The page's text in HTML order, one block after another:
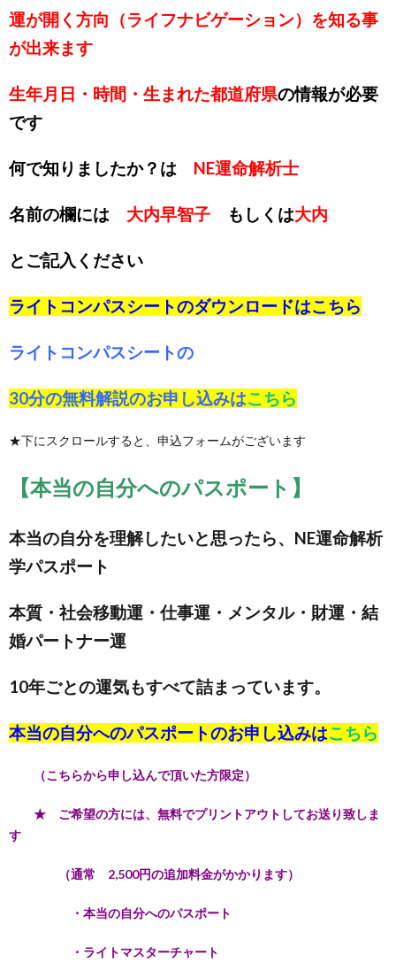
運が開く方向（ライフナビゲーション）を知る事
が出来ます
生年月日・時間・生まれた都道府県の情報が必要
です
何で知りましたか？は NE運命解析士
名前の欄には 大内早智子 もしくは大内
とご記入ください
ライトコンパスシートのダウンロードはこちら
ライトコンパスシートの
30分の無料解説のお申し込みはこちら
★下にスクロールすると、申込フォームがございます
【本当の自分へのパスポート】
本当の自分を理解したいと思ったら、NE運命解析
学パスポート
本質・社会移動運・仕事運・メンタル・財運・結
婚パートナー運
10年ごとの運気もすべて詰まっています。
本当の自分へのパスポートのお申し込みはこちら
（こちらから申し込んで頂いた方限定）
★ ご希望の方には、無料でプリントアウトしてお送り致しま
す
（通常 2,500円の追加料金がかかります）
・本当の自分へのパスポート
・ライトマスターチャート